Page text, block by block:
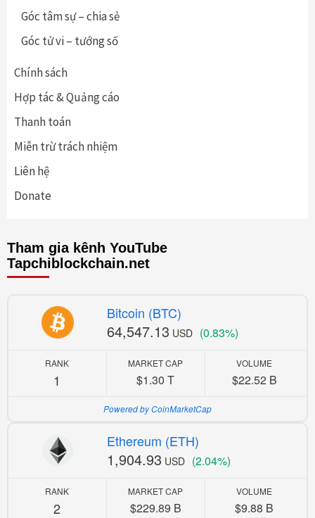
Góc tâm sự – chia sẻ
Góc tử vi – tướng số
Chính sách
Hợp tác & Quảng cáo
Thanh toán
Miễn trừ trách nhiệm
Liên hệ
Donate
Tham gia kênh YouTube
Tapchiblockchain.net
Bitcoin (BTC)
64,547.13 USD (0.83%)
RANK
1
MARKET CAP
$1.30 T
VOLUME
$22.52 B
Powered by CoinMarketCap
Ethereum (ETH)
1,904.93 USD (2.04%)
RANK
2
MARKET CAP
$229.89 B
VOLUME
$9.88 B